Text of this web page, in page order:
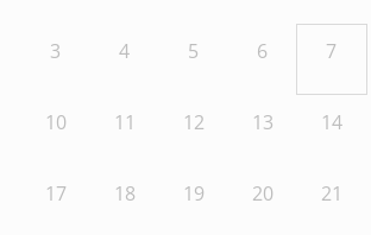
3 4 5 6 7
10 11 12 13 14
17 18 19 20 21